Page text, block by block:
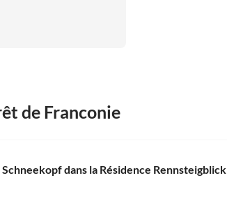
de Franconie
dans la Résidence Rennsteigblick